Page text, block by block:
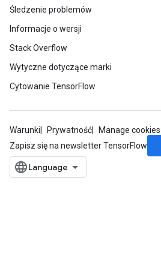
Śledzenie problemów
Informacje o wersji
Stack Overflow
Wytyczne dotyczące marki
Cytowanie TensorFlow
Warunki Prywatność
Manage cookies
Zapisz się na newsletter TensorFlow